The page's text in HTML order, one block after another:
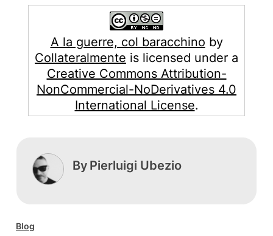
A la guerre, col baracchino by
Collateralmente is licensed under a
Creative Commons Attribution-
NonCommercial-NoDerivatives 4.0
International License.
By Pierluigi Ubezio
Blog